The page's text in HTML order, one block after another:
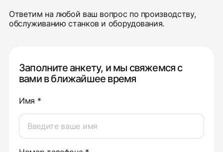
Ответим на любой ваш вопрос по производству,
обслуживанию станков и оборудования.
Заполните анкету, и мы свяжемся с
вами в ближайшее время
Имя *